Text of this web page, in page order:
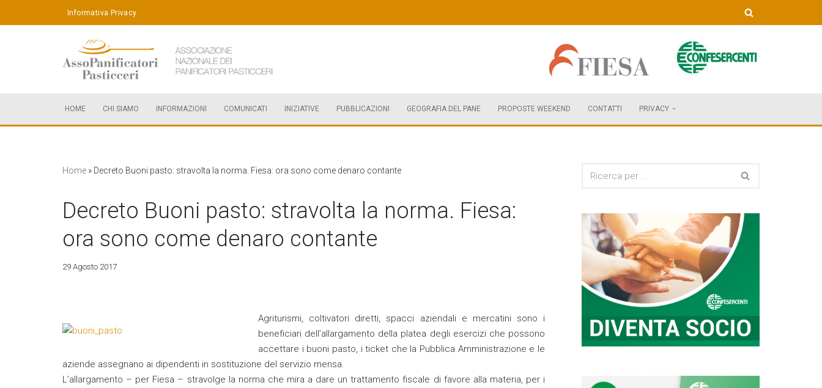
Informativa Privacy
HOME CHI SIAMO INFORMAZIONI COMUNICATI INIZIATIVE PUBBLICAZIONI GEOGRAFIA DEL PANE PROPOSTE WEEKEND CONTATTI PRIVACY
Home » Decreto Buoni pasto: stravolta la norma. Fiesa: ora sono come denaro contante
Decreto Buoni pasto: stravolta la norma. Fiesa:
ora sono come denaro contante
29 Agosto 2017
Agriturismi, coltivatori diretti, spacci aziendali e mercatini sono i
beneficiari dell’allargamento della platea degli esercizi che possono
accettare i buoni pasto, i ticket che la Pubblica Amministrazione e le
aziende assegnano ai dipendenti in sostituzione del servizio mensa.
L’allargamento – per Fiesa – stravolge la norma che mira a dare un trattamento fiscale di favore alla materia, per i